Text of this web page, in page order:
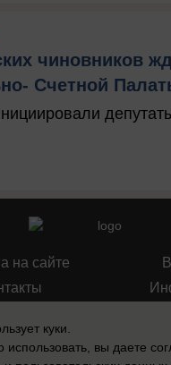
чиновников
Счетной
на сайте
куки.
использовать, вы даете